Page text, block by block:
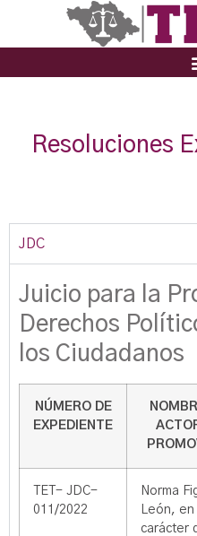
Resoluciones
JDC
Juicio para la
Derechos
los Ciudadanos
NÚMERO DE
EXPEDIENTE
TET- JDC-
011/2022
Norma
León, en
carácter